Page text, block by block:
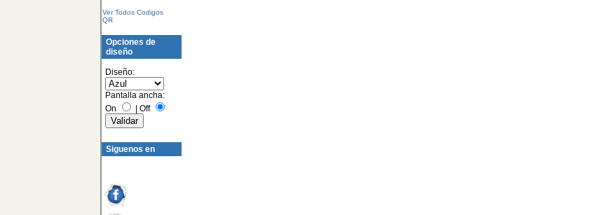
Ver Todos Codigos
QR
Opciones de
diseño
Diseño:
Pantalla ancha:
On
Off
Siguenos en